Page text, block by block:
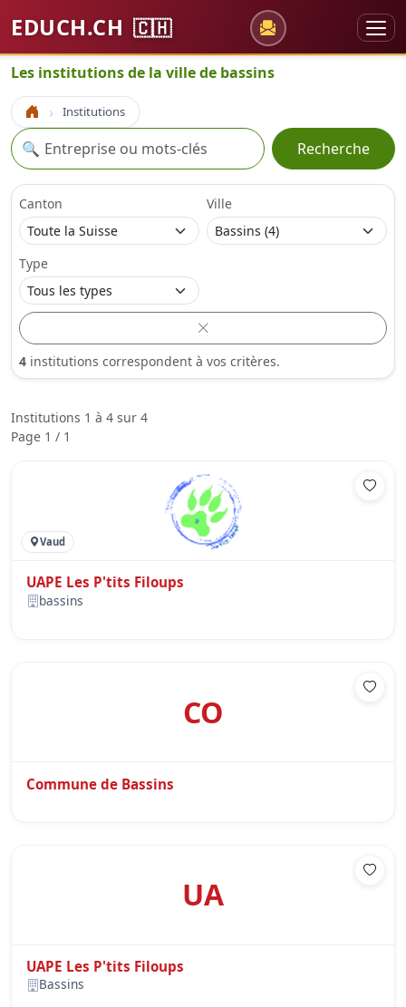
EDUCH.CH 🇨🇭
Les institutions de la ville de bassins
Accueil Institutions
Recherche
🔍 Recherche
Canton Ville
Type
4 institutions correspondent à vos critères.
Institutions 1 à 4 sur 4
Page 1 / 1
Vaud
UAPE Les P'tits Filoups
bassins
CO
Commune de Bassins
UA
UAPE Les P'tits Filoups
Bassins